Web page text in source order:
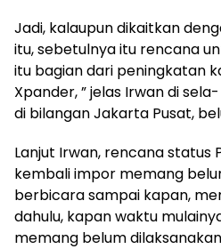
Jadi, kalaupun dikaitkan
itu, sebetulnya itu rencana
itu bagian dari peningkatan
Xpander, ” jelas Irwan di
di bilangan Jakarta Pusat,
Lanjut Irwan, rencana status
kembali impor memang
berbicara sampai kapan,
dahulu, kapan waktu
memang belum